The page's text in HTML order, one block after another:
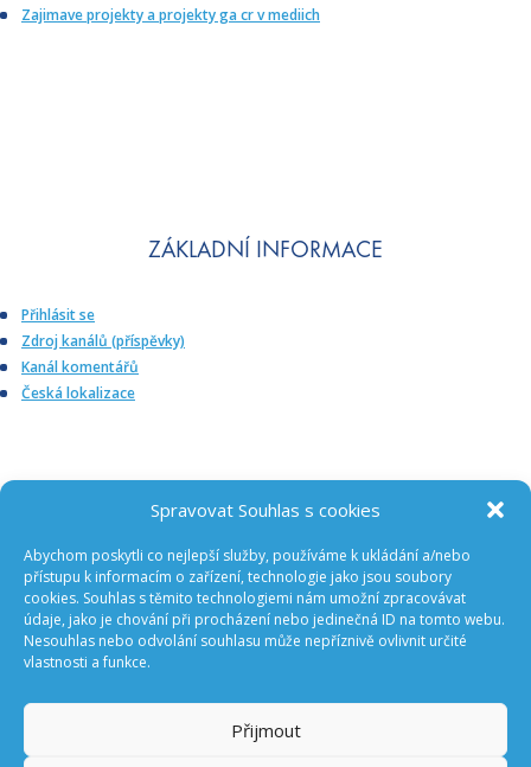
Spravovat Souhlas s cookies
Abychom poskytli co nejlepší služby, používáme k ukládání a/nebo
přístupu k informacím o zařízení, technologie jako jsou soubory
cookies. Souhlas s těmito technologiemi nám umožní zpracovávat
údaje, jako je chování při procházení nebo jedinečná ID na tomto webu.
Nesouhlas nebo odvolání souhlasu může nepříznivě ovlivnit určité
vlastnosti a funkce.
Přijmout
Zajimave projekty a projekty ga cr v mediich
ZÁKLADNÍ INFORMACE
Přihlásit se
Zdroj kanálů (příspěvky)
Kanál komentářů
Česká lokalizace
ODEBÍREJTE NOVINKY Z GA ČR